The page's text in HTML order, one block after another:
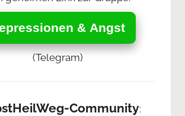
& Angst
(Telegram)
Community: